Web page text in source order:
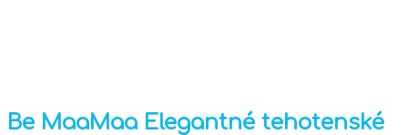
Be MaaMaa Elegantné tehotenské